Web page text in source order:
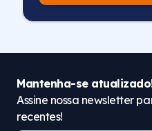
Mantenha-se
Assine nossa newsletter
recentes!